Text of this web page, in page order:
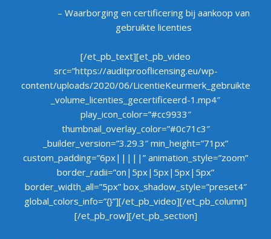
– Waarborging en certificering bij aankoop van
gebruikte licenties
[/et_pb_text][et_pb_video
src=”https://auditprooflicensing.eu/wp-
content/uploads/2020/06/LicentieKeurmerk_gebruikte
_volume_licenties_gecertificeerd-1.mp4″
play_icon_color=”#cc9933″
thumbnail_overlay_color=”#0c71c3″
_builder_version=”3.29.3″ min_height=”71px”
custom_padding=”6px|||||” animation_style=”zoom”
border_radii=”on|5px|5px|5px|5px”
border_width_all=”5px” box_shadow_style=”preset4″
global_colors_info=”{}”][/et_pb_video][/et_pb_column]
[/et_pb_row][/et_pb_section]